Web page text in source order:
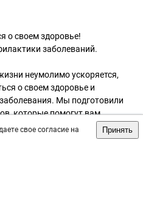
свое согласие на
Принять
о своем здоровье!
заболеваний.
неумолимо ускоряется,
о своем здоровье и
Мы подготовили
которые помогут вам
на высоком уровне.